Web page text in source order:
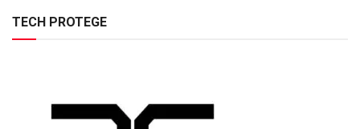
TECH PROTEGE